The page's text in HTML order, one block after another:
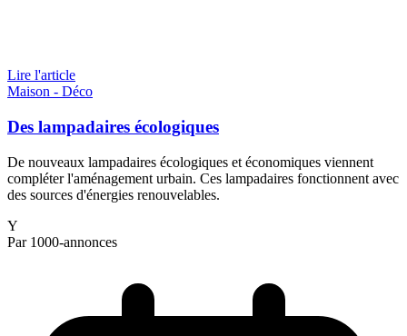
Lire l'article
Maison - Déco
Des lampadaires écologiques
De nouveaux lampadaires écologiques et économiques viennent
compléter l'aménagement urbain. Ces lampadaires fonctionnent avec
des sources d'énergies renouvelables.
Y
Par 1000-annonces